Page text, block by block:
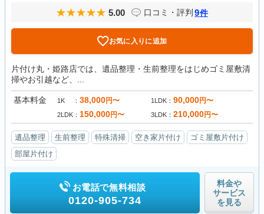
5.00 口コミ・評判 9件
お気に入りに追加
片付け丸・姫路店では、遺品整理・生前整理をはじめゴミ屋敷清
掃やお引越など、...
基本料金 1K 38,000円〜 1LDK 90,000円〜
2LDK 150,000円〜 3LDK 210,000円〜
遺品整理 生前整理 特殊清掃 空き家片付け
ゴミ屋敷片付け
部屋片付け
お電話で無料相談
0120-905-734
料金や
サービス
を見る